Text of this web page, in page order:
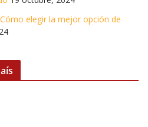
elegir la mejor opción de